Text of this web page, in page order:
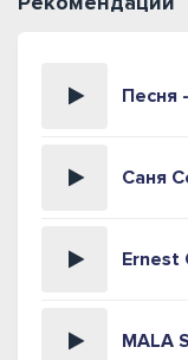
Песня -
Саня
Ernest
MALA